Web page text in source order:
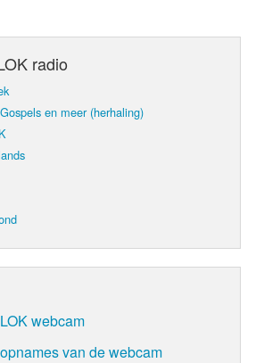
radio
en meer (herhaling)
webcam
van de webcam